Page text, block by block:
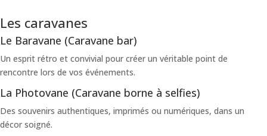
Les caravanes
Le Baravane (Caravane bar)
Un esprit rétro et convivial pour créer un véritable point de
rencontre lors de vos événements.
La Photovane (Caravane borne à selfies)
Des souvenirs authentiques, imprimés ou numériques, dans un
décor soigné.